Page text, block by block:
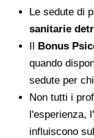
Le sedute di
sanitarie
Il Bonus
quando
sedute per
Non tutti i
l'esperienza,
influiscono